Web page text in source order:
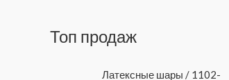
Топ продаж
Латексные шары / 1102-